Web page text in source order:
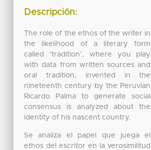
Descripción:
The role of the ethos of the writer in
the likelihood of a literary form
called ‘tradition’, where you play
with data from written sources and
oral tradition, invented in the
nineteenth century by the Peruvian
Ricardo Palma to generate social
consensus is analyzed about the
identity of his nascent country.
Se analiza el papel que juega el
ethos del escritor en la verosimilitud